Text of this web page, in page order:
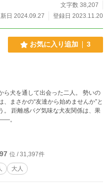
文字数 38,207
日 2024.09.27
登録日 2023.11.20
お気に入り追加 3
ら犬を通して出会った二人。 勢いの
、まさかの“友達から始めませんか”と
。 距離感バグ気味な犬友関係は、果
。
位 / 31,397件
大人